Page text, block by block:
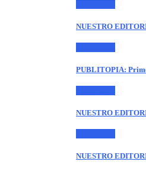
NUESTRO
PUBLITOPIA:
NUESTRO
NUESTRO